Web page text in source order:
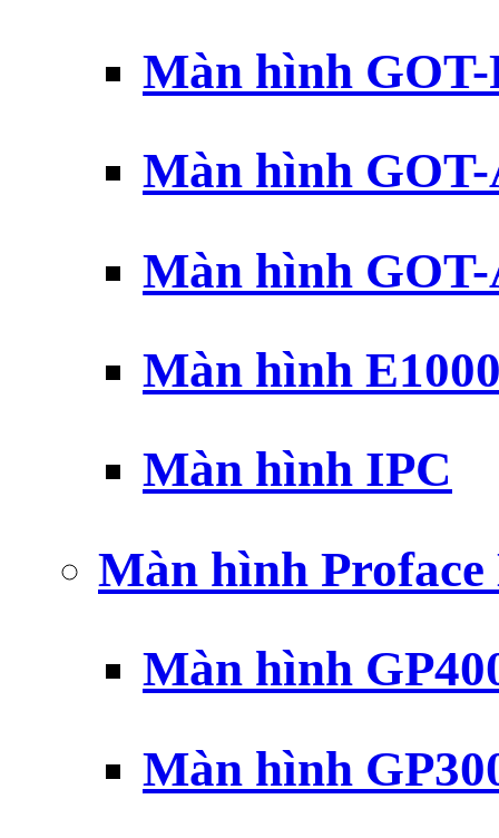
Màn hình GOT-
Màn hình
Màn hình
Màn hình
Màn hình IPC
Màn hình
Màn hình
Màn hình